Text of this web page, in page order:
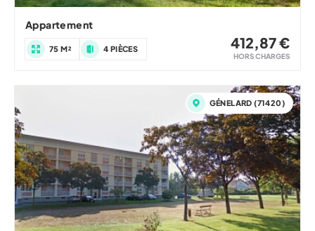
Appartement
75 M² 4 PIÈCES 412,87 €
HORS CHARGES
GÉNELARD (71420)